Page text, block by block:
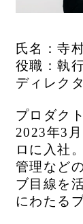
氏名：寺
役職：執
ディレク
プロダク
2023年3
ロに入社
管理など
ブ目線を
にわたる